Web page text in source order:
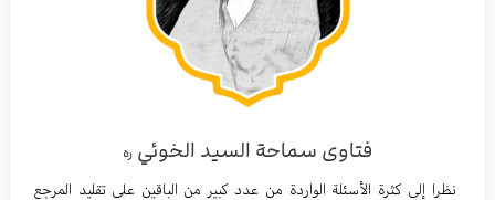
فتاوى سماحة السيد الخوئي ره
نظرا إلى كثرة الأسئلة الواردة من عدد كبير من الباقين على تقليد المرجع